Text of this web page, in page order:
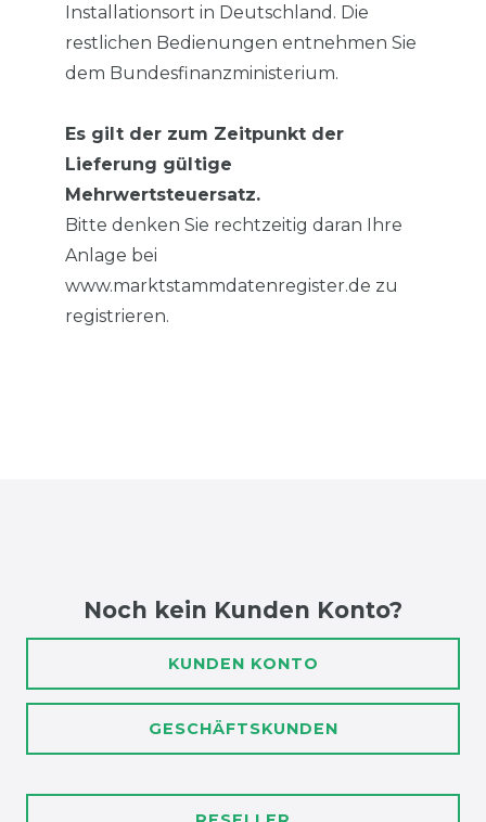
Installationsort in Deutschland. Die
restlichen Bedienungen entnehmen Sie
dem Bundesfinanzministerium.
Es gilt der zum Zeitpunkt der
Lieferung gültige
Mehrwertsteuersatz.
Bitte denken Sie rechtzeitig daran Ihre
Anlage bei
www.marktstammdatenregister.de zu
registrieren.
Noch kein Kunden Konto?
KUNDEN KONTO
GESCHÄFTSKUNDEN